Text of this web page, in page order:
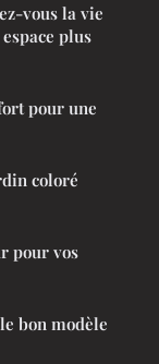
vous la vie
plus
pour une
coloré
pour vos
bon modèle